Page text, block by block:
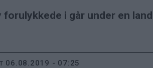
forulykkede i går under en
06.08.2019 - 07:25